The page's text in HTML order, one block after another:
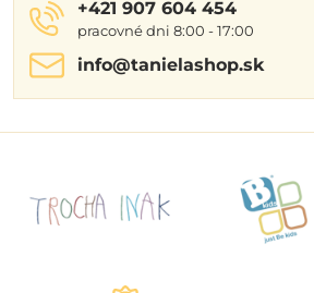
+421 907 604 454
pracovné dni 8:00 - 17:00
info​@tanielashop​.sk